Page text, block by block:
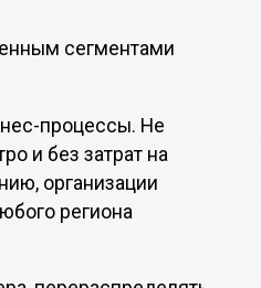
сегментами
процессы. Не
и без затрат на
организации
региона